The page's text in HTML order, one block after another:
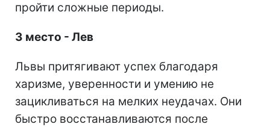
пройти сложные периоды.
3 место - Лев
Львы притягивают успех благодаря
харизме, уверенности и умению не
зацикливаться на мелких неудачах. Они
быстро восстанавливаются после